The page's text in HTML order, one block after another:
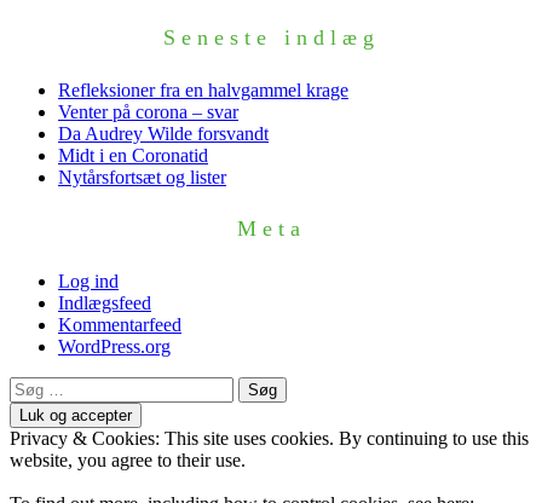
Seneste indlæg
Refleksioner fra en halvgammel krage
Venter på corona – svar
Da Audrey Wilde forsvandt
Midt i en Coronatid
Nytårsfortsæt og lister
Meta
Log ind
Indlægsfeed
Kommentarfeed
WordPress.org
Søg
efter:
Privacy & Cookies: This site uses cookies. By continuing to use this
website, you agree to their use.